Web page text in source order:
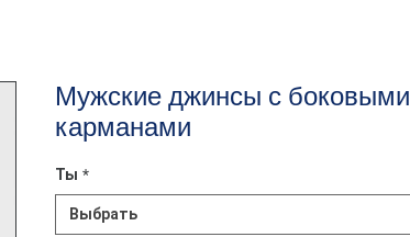
Мужские джинсы с боковыми
карманами
Ты *
Выбрать